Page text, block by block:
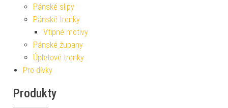
Pánské slipy
Pánské trenky
Vtipné motivy
Pánské župany
Úpletové trenky
Pro dívky
Produkty